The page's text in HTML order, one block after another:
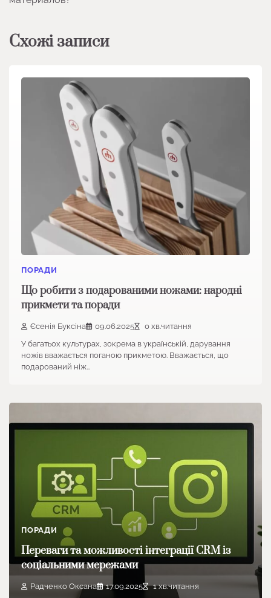
Схожі записи
ПОРАДИ
Що робити з подарованими ножами: народні
прикмети та поради
Єсенія Буксіна 09.06.2025
0 хв.читання
У багатьох культурах, зокрема в українській, дарування
ножів вважається поганою прикметою. Вважається, що
подарований ніж…
ПОРАДИ
Переваги та можливості інтеграції CRM із
соціальними мережами
Радченко Оксана 17.09.2025
1 хв.читання